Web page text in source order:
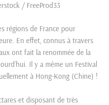
/ FreeProd33
régions de France pour
En effet, connus à travers
ont fait la renommée de la
Il y a même un Festival
à Hong-Kong (Chine) !
et disposant de très